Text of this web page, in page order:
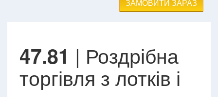
ЗАМОВИТИ ЗАРАЗ
47.81 | Роздрібна
торгівля з лотків і